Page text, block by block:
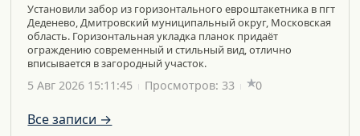
Установили забор из горизонтального евроштакетника в пгт
Деденево, Дмитровский муниципальный округ, Московская
область. Горизонтальная укладка планок придаёт
ограждению современный и стильный вид, отлично
вписывается в загородный участок.
5 Авг 2026 15:11:45 Просмотров: 33 0
Все записи →